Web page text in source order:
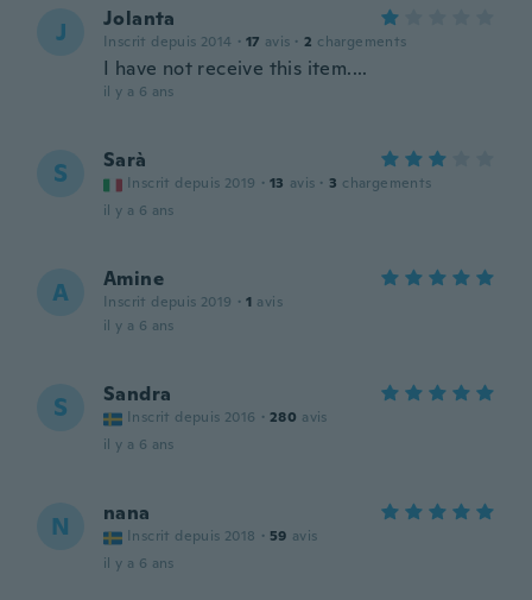
J Jolanta
Inscrit depuis 2014 · 17 avis · 2 chargements
I have not receive this item....
il y a 6 ans
S Sarà
Inscrit depuis 2019 · 13 avis · 3 chargements
il y a 6 ans
A Amine
Inscrit depuis 2019 · 1 avis
il y a 6 ans
S Sandra
Inscrit depuis 2016 · 280 avis
il y a 6 ans
N nana
Inscrit depuis 2018 · 59 avis
il y a 6 ans